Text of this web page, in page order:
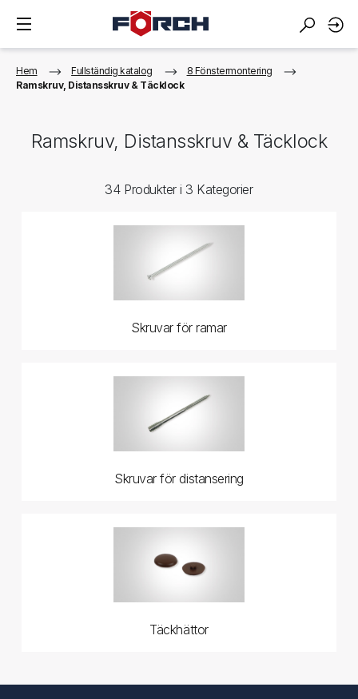
Hem Fullständig katalog
8 Fönstermontering
Ramskruv, Distansskruv & Täcklock
Ramskruv, Distansskruv & Täcklock
34 Produkter i 3 Kategorier
Skruvar för ramar
Skruvar för distansering
Täckhättor